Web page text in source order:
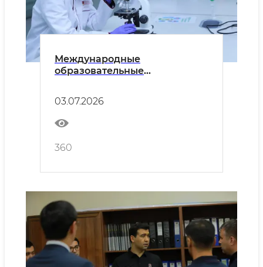
Международные
образовательные
03.07.2026
360